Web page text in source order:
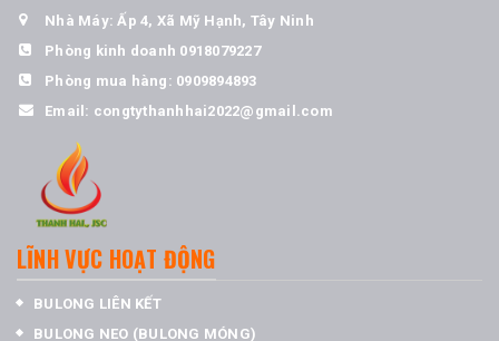
Nhà Máy: Ấp 4, Xã Mỹ Hạnh, Tây Ninh
Phòng kinh doanh 0918079227
Phòng mua hàng: 0909894893
Email: congtythanhhai2022@gmail.com
LĨNH VỰC HOẠT ĐỘNG
BULONG LIÊN KẾT
BULONG NEO (BULONG MÓNG)